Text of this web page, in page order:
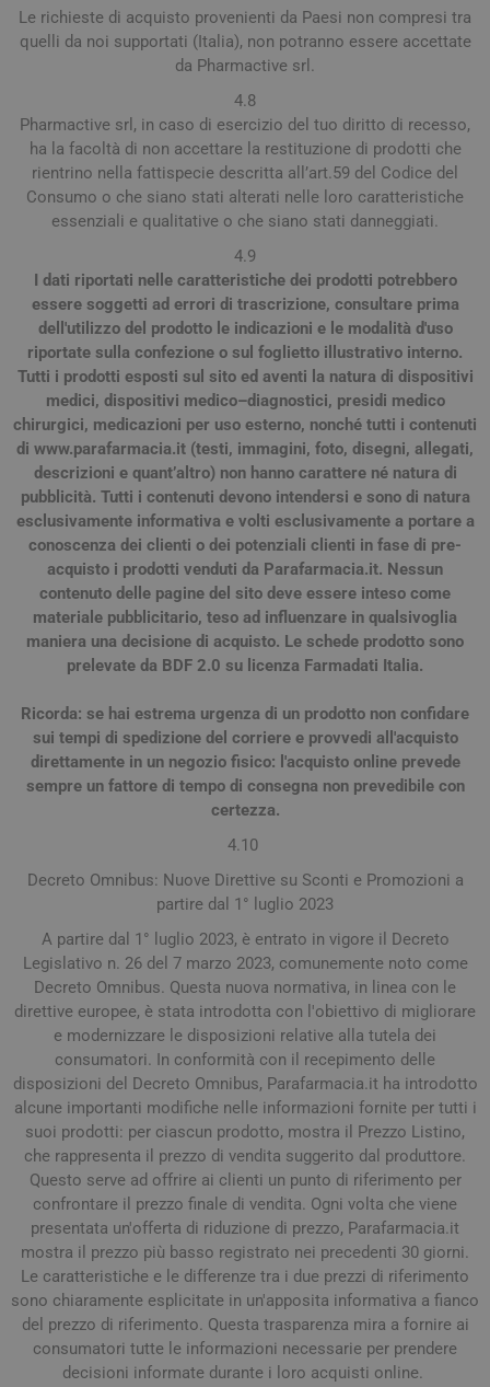
Le richieste di acquisto provenienti da Paesi non compresi tra
quelli da noi supportati (Italia), non potranno essere accettate
da Pharmactive srl.
4.8
Pharmactive srl, in caso di esercizio del tuo diritto di recesso,
ha la facoltà di non accettare la restituzione di prodotti che
rientrino nella fattispecie descritta all’art.59 del Codice del
Consumo o che siano stati alterati nelle loro caratteristiche
essenziali e qualitative o che siano stati danneggiati.
4.9
I dati riportati nelle caratteristiche dei prodotti potrebbero
essere soggetti ad errori di trascrizione, consultare prima
dell'utilizzo del prodotto le indicazioni e le modalità d'uso
riportate sulla confezione o sul foglietto illustrativo interno.
Tutti i prodotti esposti sul sito ed aventi la natura di dispositivi
medici, dispositivi medico–diagnostici, presidi medico
chirurgici, medicazioni per uso esterno, nonché tutti i contenuti
di www.parafarmacia.it (testi, immagini, foto, disegni, allegati,
descrizioni e quant’altro) non hanno carattere né natura di
pubblicità. Tutti i contenuti devono intendersi e sono di natura
esclusivamente informativa e volti esclusivamente a portare a
conoscenza dei clienti o dei potenziali clienti in fase di pre-
acquisto i prodotti venduti da Parafarmacia.it. Nessun
contenuto delle pagine del sito deve essere inteso come
materiale pubblicitario, teso ad influenzare in qualsivoglia
maniera una decisione di acquisto. Le schede prodotto sono
prelevate da BDF 2.0 su licenza Farmadati Italia.
Ricorda: se hai estrema urgenza di un prodotto non confidare
sui tempi di spedizione del corriere e provvedi all'acquisto
direttamente in un negozio fisico: l'acquisto online prevede
sempre un fattore di tempo di consegna non prevedibile con
certezza.
4.10
Decreto Omnibus: Nuove Direttive su Sconti e Promozioni a
partire dal 1° luglio 2023
A partire dal 1° luglio 2023, è entrato in vigore il Decreto
Legislativo n. 26 del 7 marzo 2023, comunemente noto come
Decreto Omnibus. Questa nuova normativa, in linea con le
direttive europee, è stata introdotta con l'obiettivo di migliorare
e modernizzare le disposizioni relative alla tutela dei
consumatori. In conformità con il recepimento delle
disposizioni del Decreto Omnibus, Parafarmacia.it ha introdotto
alcune importanti modifiche nelle informazioni fornite per tutti i
suoi prodotti: per ciascun prodotto, mostra il Prezzo Listino,
che rappresenta il prezzo di vendita suggerito dal produttore.
Questo serve ad offrire ai clienti un punto di riferimento per
confrontare il prezzo finale di vendita. Ogni volta che viene
presentata un'offerta di riduzione di prezzo, Parafarmacia.it
mostra il prezzo più basso registrato nei precedenti 30 giorni.
Le caratteristiche e le differenze tra i due prezzi di riferimento
sono chiaramente esplicitate in un'apposita informativa a fianco
del prezzo di riferimento. Questa trasparenza mira a fornire ai
consumatori tutte le informazioni necessarie per prendere
decisioni informate durante i loro acquisti online.